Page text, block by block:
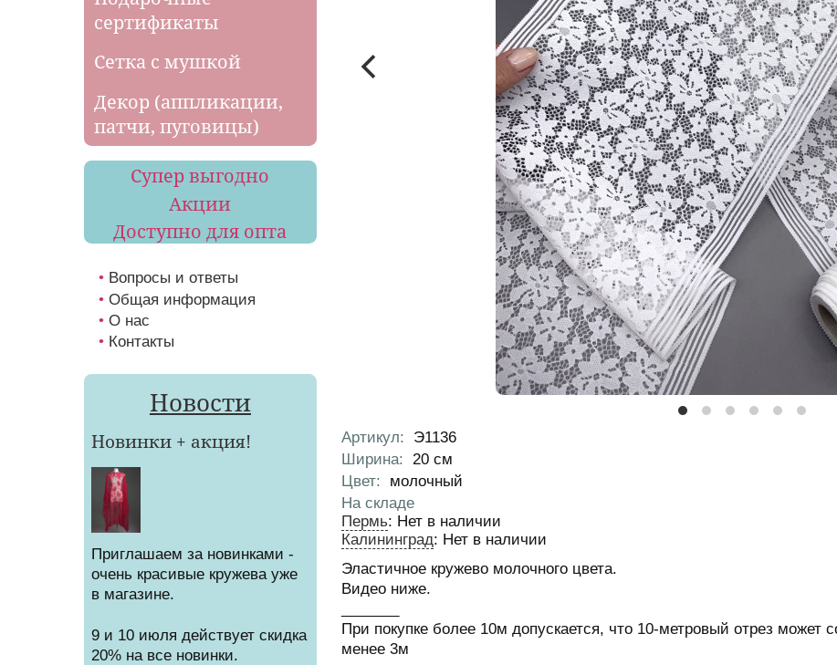
Артикул:
Э1136
Характеристики
Ширина: 20 см
Цвет:
молочный
На складе
Пермь: Нет в наличии
Калининград: Нет в наличии
Эластичное кружево молочного цвета.
Видео ниже.
При покупке более 10м допускается, что 10-метровый отрез может
менее 3м
сертификаты
Сетка с мушкой
Декор (аппликации,
патчи, пуговицы)
Супер выгодно
Акции
Доступно для опта
Вопросы и ответы
Общая информация
О нас
Контакты
Новости
Новинки + акция!
Приглашаем за новинками -
очень красивые кружева уже
в магазине.
9 и 10 июля действует скидка
20% на все новинки.